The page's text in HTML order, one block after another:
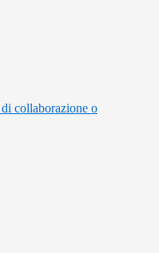
collaborazione o